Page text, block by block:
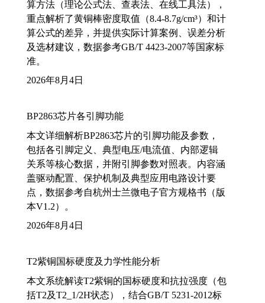
算方法（理论公式法、查表法、在线工具法），
重点解析了黄铜棒密度取值（8.4-8.7g/cm³）和计
算公式的差异，并提供实际计算案例、误差分析
及选材建议，数据参考GB/T 4423-2007等国家标
准。
2026年8月4日
BP2863芯片各引脚功能
本文详细解析BP2863芯片的引脚功能及参数，
包括各引脚定义、典型电压/电流值、内部逻辑
关系等核心数据，并附引脚参数对照表。内容涵
盖驱动配置、保护机制及典型应用电路设计要
点，数据参考自杭州士兰微电子官方规格书（版
本V1.2）。
2026年8月4日
T2紫铜国标硬度及力学性能分析
本文系统解读T2紫铜的国标硬度和抗拉强度（包
括T2及T2_1/2H状态），结合GB/T 5231-2012标